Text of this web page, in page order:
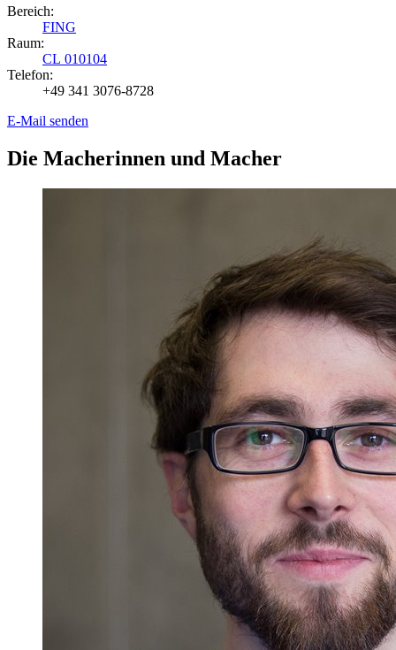
Bereich:
FING
Raum:
CL 010104
Telefon:
+49 341 3076-8728
E-Mail senden
Die Macherinnen und Macher